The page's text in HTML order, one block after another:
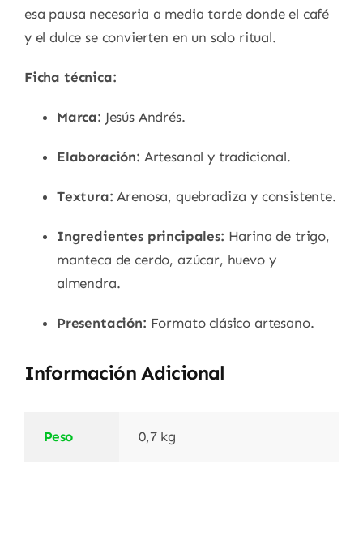
esa pausa necesaria a media tarde donde el café
y el dulce se convierten en un solo ritual.
Ficha técnica:
Marca: Jesús Andrés.
Elaboración: Artesanal y tradicional.
Textura: Arenosa, quebradiza y consistente.
Ingredientes principales: Harina de trigo,
manteca de cerdo, azúcar, huevo y
almendra.
Presentación: Formato clásico artesano.
Información Adicional
Peso 0,7 kg